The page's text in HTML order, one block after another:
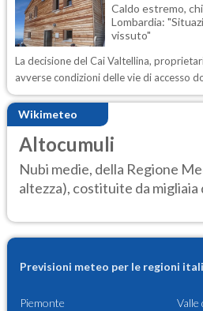
Caldo estremo,
Lombardia:
vissuto"
La decisione del Cai Valtellina,
avverse condizioni delle vie di accesso
Wikimeteo
Altocumuli
Nubi medie, della Regione
altezza), costituite da migliaia
Previsioni meteo per le regioni
Piemonte Valle